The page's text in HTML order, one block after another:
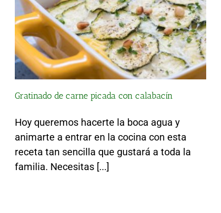
Gratinado de carne picada con calabacín
Hoy queremos hacerte la boca agua y
animarte a entrar en la cocina con esta
receta tan sencilla que gustará a toda la
familia. Necesitas [...]
Agricultura Ecológica: Salud y Sostenibilidad